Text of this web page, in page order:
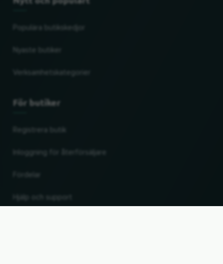
Verksamhetskategorier
För butiker
Inloggning för återförsäljare
Fördelar